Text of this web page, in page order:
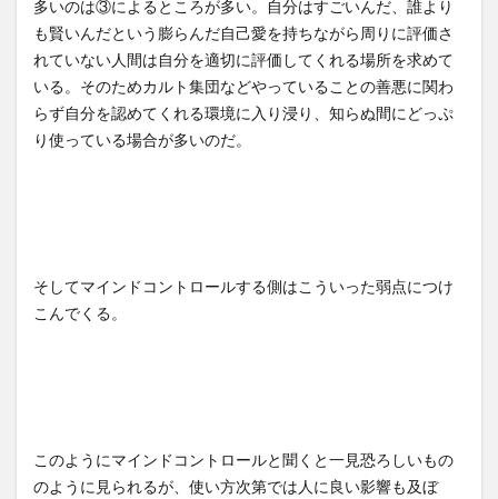
多いのは③によるところが多い。自分はすごいんだ、誰より
も賢いんだという膨らんだ自己愛を持ちながら周りに評価さ
れていない人間は自分を適切に評価してくれる場所を求めて
いる。そのためカルト集団などやっていることの善悪に関わ
らず自分を認めてくれる環境に入り浸り、知らぬ間にどっぷ
り使っている場合が多いのだ。
そしてマインドコントロールする側はこういった弱点につけ
こんでくる。
このようにマインドコントロールと聞くと一見恐ろしいもの
のように見られるが、使い方次第では人に良い影響も及ぼ